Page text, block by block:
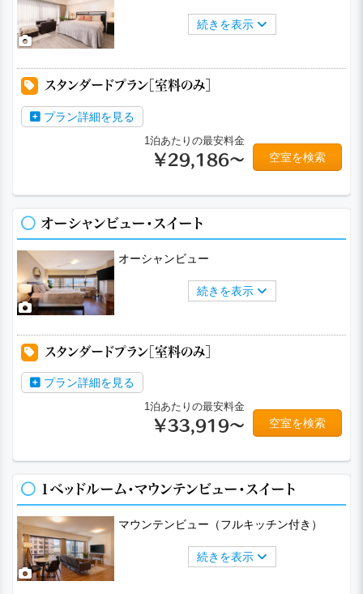
続きを表示
スタンダードプラン［室料のみ］
プラン詳細を見る
1泊あたりの最安料金
￥29,186～ 空室を検索
オーシャンビュー・スイート
オーシャンビュー
続きを表示
スタンダードプラン［室料のみ］
プラン詳細を見る
1泊あたりの最安料金
￥33,919～ 空室を検索
1ベッドルーム・マウンテンビュー・スイート
マウンテンビュー（フルキッチン付き）
続きを表示